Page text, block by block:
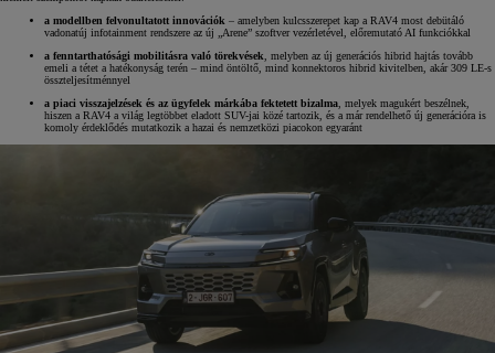
a modellben felvonultatott innovációk – amelyben kulcsszerepet kap a RAV4 most debütáló
vadonatúj infotainment rendszere az új „Arene” szoftver vezérletével, előremutató AI funkciókkal
a fenntarthatósági mobilitásra való törekvések , melyben az új generációs hibrid hajtás tovább
emeli a tétet a hatékonyság terén – mind öntöltő, mind konnektoros hibrid kivitelben, akár 309 LE-s
összteljesítménnyel
a piaci visszajelzések és az ügyfelek márkába fektetett bizalma , melyek magukért beszélnek,
hiszen a RAV4 a világ legtöbbet eladott SUV-jai közé tartozik, és a már rendelhető új generációra is
komoly érdeklődés mutatkozik a hazai és nemzetközi piacokon egyaránt